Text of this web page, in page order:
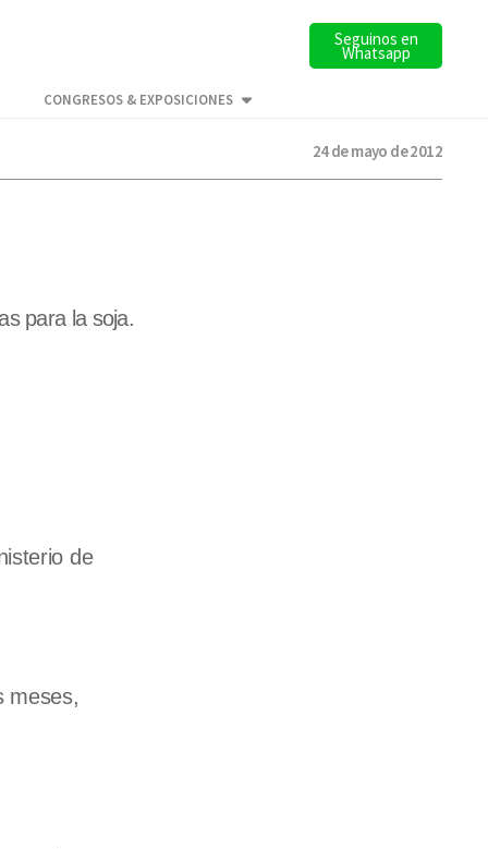
Seguinos en
Whatsapp
CONGRESOS & EXPOSICIONES
24 de mayo de 2012
para la soja.
de
meses,